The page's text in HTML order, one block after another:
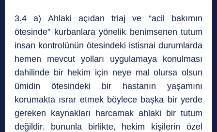
3.4 a) Ahlaki açıdan triaj ve “acil bakımın
ötesinde” kurbanlara yönelik benimsenen tutum
insan kontrolünün ötesindeki istisnai durumlarda
hemen mevcut yolları uygulamaya konulması
dahilinde bir hekim için neye mal olursa olsun
ümidin ötesindeki bir hastanın yaşamını
korumakta ısrar etmek böylece başka bir yerde
gereken kaynakları harcamak ahlaki bir tutum
değildir. bununla birlikte, hekim kişilerin özel